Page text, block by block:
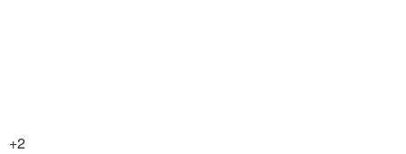
+2